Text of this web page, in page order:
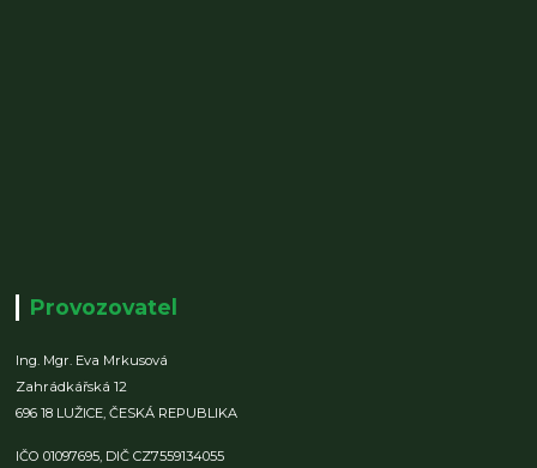
Provozovatel
Ing. Mgr. Eva Mrkusová
Zahrádkářská 12
696 18 LUŽICE,ČESKÁ REPUBLIKA
IČO 01097695, DIČ CZ7559134055